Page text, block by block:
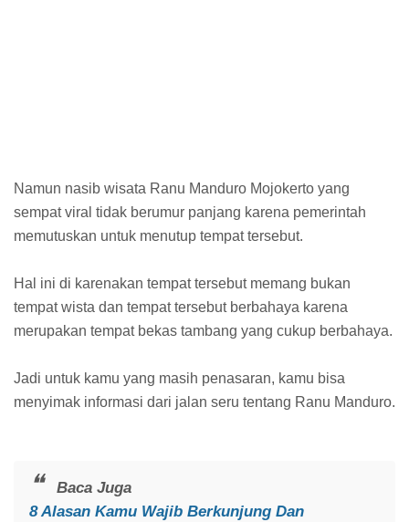
Namun nasib wisata Ranu Manduro Mojokerto yang
sempat viral tidak berumur panjang karena pemerintah
memutuskan untuk menutup tempat tersebut.
Hal ini di karenakan tempat tersebut memang bukan
tempat wista dan tempat tersebut berbahaya karena
merupakan tempat bekas tambang yang cukup berbahaya.
Jadi untuk kamu yang masih penasaran, kamu bisa
menyimak informasi dari jalan seru tentang Ranu Manduro.
Baca Juga
8 Alasan Kamu Wajib Berkunjung Dan